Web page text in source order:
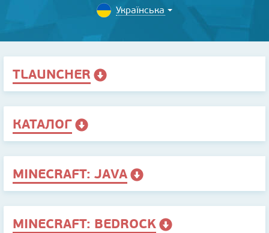
TLAUNCHER
КАТАЛОГ
MINECRAFT: JAVA
MINECRAFT: BEDROCK